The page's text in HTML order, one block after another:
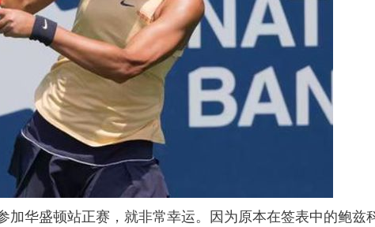
加华盛顿站正赛，就非常幸运。因为原本在签表中的鲍兹